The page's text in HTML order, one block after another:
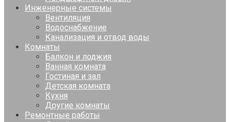
Инженерные системы
Вентиляция
Водоснабжение
Канализация и отвод воды
Комнаты
Балкон и лоджия
Ванная комната
Гостиная и зал
Детская комната
Кухня
Другие комнаты
Ремонтные работы